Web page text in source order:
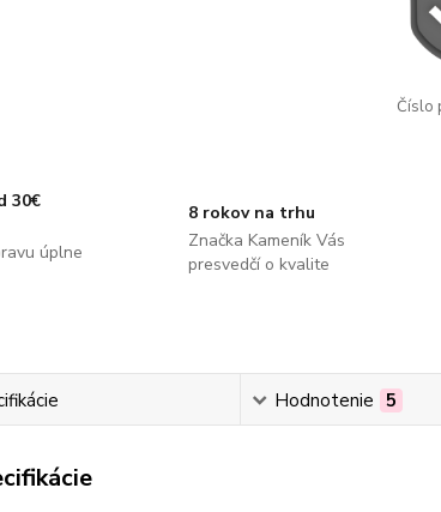
Číslo
30€
úplne
8 rokov na trhu
Značka Kameník Vás
presvedčí o kvalite
Hodnotenie 5